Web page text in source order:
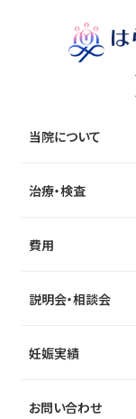
当院について
治療・検査
費用
説明会・相談会
妊娠実績
お問い合わせ